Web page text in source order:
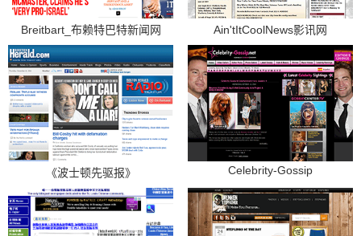
Breitbart_布赖特巴特新闻网 Ain'tItCoolNews影讯网
《波士顿先驱报》 Celebrity-Gossip